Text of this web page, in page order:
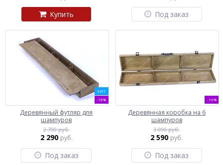
Купить Под заказ
ХИТ
-18%
Деревянный футляр для
шампуров
2 790 руб.
2 290 руб.
Под заказ
-16%
Деревянная коробка на 6
шампуров
3 090 руб.
2 590 руб.
Под заказ